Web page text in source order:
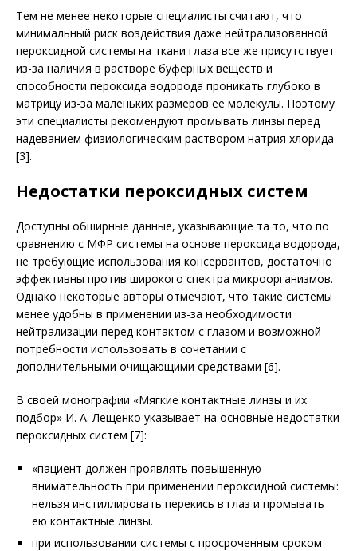
Тем не менее некоторые спе­циа­листы считают, что
минималь­ный риск воздействия даже нейт­ра­лизованной
пероксидной системы на ткани глаза все же присутствует
из-за наличия в растворе буферных веществ и
способности пероксида водорода проникать глубоко в
матрицу из-за маленьких размеров ее молекулы. Поэтому
эти специалисты рекомендуют промывать линзы перед
надеванием физиологическим раствором натрия хлорида
[3].
Недостатки пероксидных систем
Доступны обширные данные, указывающие та то, что по
сравнению с МФР системы на основе пероксида водорода,
не требующие использования консервантов, достаточно
эффективны против широкого спектра микроорганизмов.
Однако некоторые авторы отмечают, что такие си­стемы
менее удобны в применении из-за необходимости
нейтрализации перед контактом с глазом и возможной
потребности использовать в сочетании с
дополнительными очищающими средствами [6].
В своей монографии «Мягкие контактные линзы и их
подбор» И. А. Лещенко указывает на основные недостатки
пероксидных систем [7]:
«пациент должен проявлять повышенную
внимательность при применении пероксидной системы:
нельзя инстиллировать перекись в глаз и промывать
ею контактные линзы.
при использовании системы с просроченным сроком